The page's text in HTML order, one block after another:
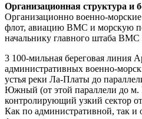
Организационная структура и
Организационно военно-
флот, авиацию ВМС и морскую
начальнику главного штаба ВМС
3 100-мильная береговая линия
административных военно-
устья реки Ла-Платы до
Южный (от этой параллели до м.
контролирующий узкий сектор
Как по административной, так и